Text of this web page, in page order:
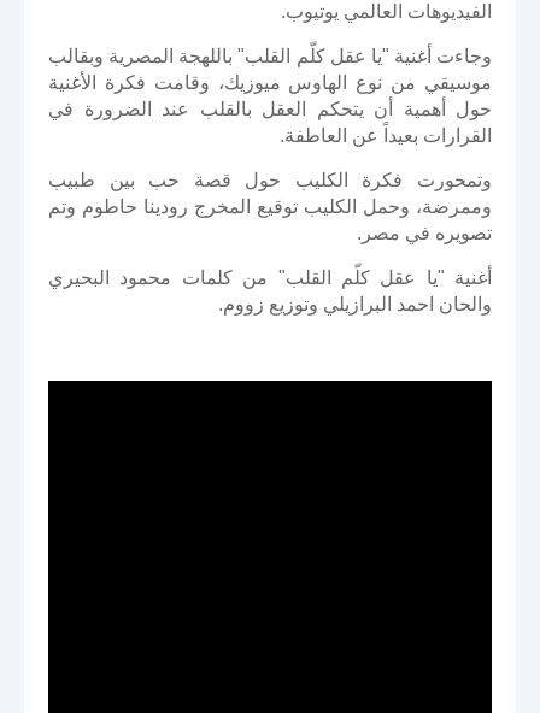
الفيديوهات العالمي يوتيوب.
وجاءت أغنية "يا عقل كلّم القلب" باللهجة المصرية وبقالب
موسيقي من نوع الهاوس ميوزيك، وقامت فكرة الأغنية
حول أهمية أن يتحكم العقل بالقلب عند الضرورة في
القرارات بعيداً عن العاطفة.
وتمحورت فكرة الكليب حول قصة حب بين طبيب
وممرضة، وحمل الكليب توقيع المخرج رودينا حاطوم وتم
تصويره في مصر.
أغنية "يا عقل كلّم القلب" من كلمات محمود البحيري
والحان احمد البرازيلي وتوزيع زووم.